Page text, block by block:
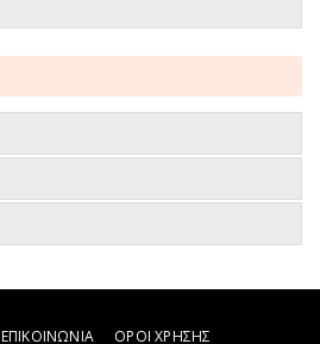
ΕΠΙΚΟΙΝΩΝΙΑ ΟΡΟΙ ΧΡΗΣΗΣ